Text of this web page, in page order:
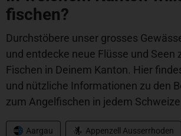
fischen?
Durchstöbere unser grosses
und entdecke neue Flüsse und Seen
Fischen in Deinem Kanton. Hier
und nützliche Informationen zu den
zum Angelfischen in jedem
Aargau Appenzell Ausserrhoden